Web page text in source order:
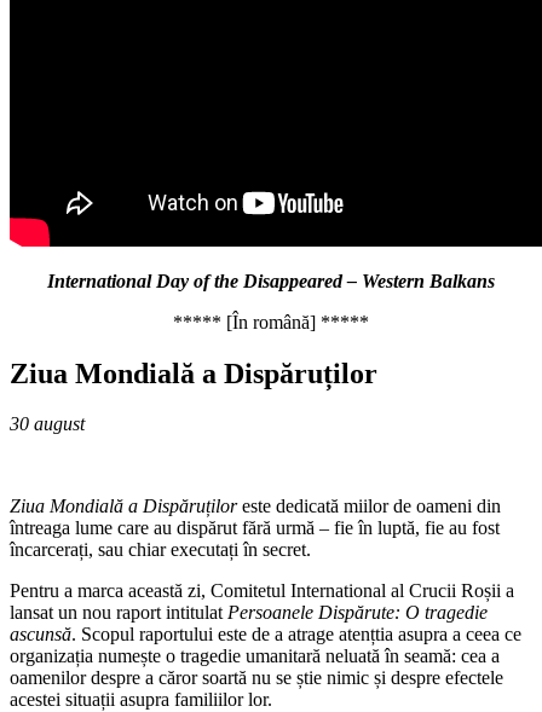
International Day of the Disappeared – Western Balkans
***** [În română] *****
Ziua Mondială a Dispăruților
30 august
Ziua Mondială a Dispăruțiloreste dedicată miilor de oameni din
întreaga lume care au dispărut fără urmă – fie în luptă, fie au fost
încarcerați, sau chiar executați în secret.
Pentru a marca această zi, Comitetul International al Crucii Roșii a
lansat un nou raport intitulatPersoanele Dispărute: O tragedie
ascunsă. Scopul raportului este de a atrage atențtia asupra a ceea ce
organizația numește o tragedie umanitară neluată în seamă: cea a
oamenilor despre a căror soartă nu se știe nimic și despre efectele
acestei situații asupra familiilor lor.